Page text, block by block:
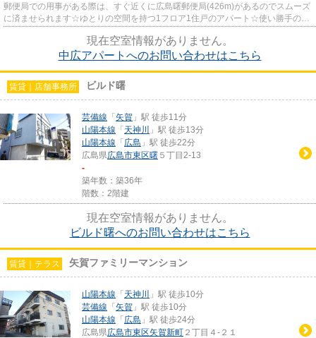
郵便局での用事がある際は、すぐ近くに広島曙郵便局(426m)があるのでスムーズ
に済ませられます☆ゆとりの空間を持つ1フロア1住戸のアパート☆使い勝手のい
いコンパクトな間取りが特徴☆周...
現在空室情報がありません。
中広アパートへのお問い合わせはこちら
賃貸｜店舗事務所 ビルド曙
芸備線 「矢賀 」駅 徒歩11分
山陽本線 「天神川
」駅 徒歩13分
山陽本線 「広島 」駅 徒歩22分
広島県広島市東区曙 ５丁目2-13
-
築年数：築36年
階数：2階建
現在空室情報がありません。
ビルド曙へのお問い合わせはこちら
賃貸｜テラス 矢賀ファミリーマンション
山陽本線 「天神川
」駅 徒歩10分
芸備線 「矢賀 」駅 徒歩10分
山陽本線 「広島 」駅 徒歩24分
広島県広島市東区矢賀新町 ２丁目４-２１